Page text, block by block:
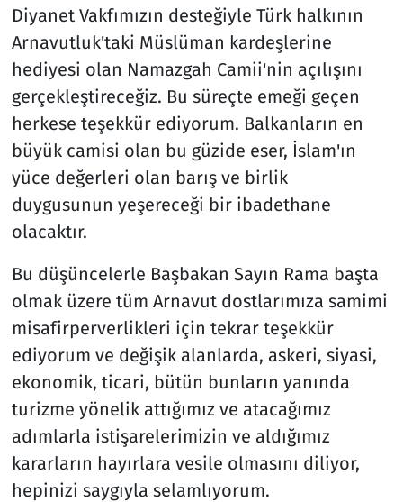
Diyanet Vakfımızın desteğiyle Türk halkının
Arnavutluk'taki Müslüman kardeşlerine
hediyesi olan Namazgah Camii'nin açılışını
gerçekleştireceğiz. Bu süreçte emeği geçen
herkese teşekkür ediyorum. Balkanların en
büyük camisi olan bu güzide eser, İslam'ın
yüce değerleri olan barış ve birlik
duygusunun yeşereceği bir ibadethane
olacaktır.
Bu düşüncelerle Başbakan Sayın Rama başta
olmak üzere tüm Arnavut dostlarımıza samimi
misafirperverlikleri için tekrar teşekkür
ediyorum ve değişik alanlarda, askeri, siyasi,
ekonomik, ticari, bütün bunların yanında
turizme yönelik attığımız ve atacağımız
adımlarla istişarelerimizin ve aldığımız
kararların hayırlara vesile olmasını diliyor,
hepinizi saygıyla selamlıyorum.